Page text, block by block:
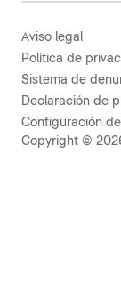
Aviso legal
Política de
Sistema de
Declaración de
Configuración
Copyright ©